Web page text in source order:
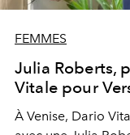
FEMMES
Julia Roberts,
Vitale pour
À Venise, Dario